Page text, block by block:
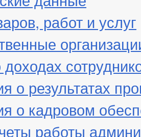
работ и услуг
о результатах
о кадровом
работы